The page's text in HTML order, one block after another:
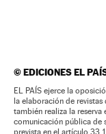
©EDICIONES EL
EL PAÍS ejerce la
la elaboración de
también realiza la
comunicación pública de
prevista en el artículo